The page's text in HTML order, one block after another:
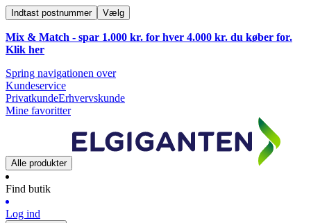
Indtast postnummer Vælg
Mix & Match - spar 1.000 kr. for hver 4.000 kr. du køber for.
Klik her
Spring navigationen over
Kundeservice
PrivatkundeErhvervskunde
Mine favoritter
Alle produkter
Find butik
Log ind